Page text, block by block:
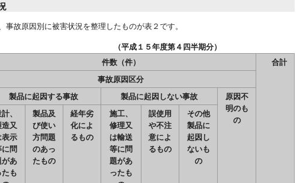
事故原因別に被害状況を整理したものが表２です。
状況 （平成１５年度第４四半期分）
件数（件）
合計
事故原因区分
製品に起因する事故
製品に起因しない事故
原因不
明のも
の
、
造又
表示
に問
があ
たも
製品及
び使い
方問題
のあっ
たもの
経年劣
化によ
るもの
施工、
修理又
は輸送
等に問
題があ
ったも
誤使用
や不注
意によ
るもの
その他
製品に
起因し
ないも
の